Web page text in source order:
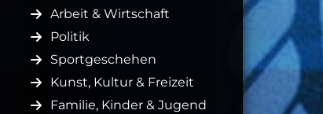
Arbeit & Wirtschaft
Politik
Sportgeschehen
Kunst, Kultur & Freizeit
Familie, Kinder & Jugend